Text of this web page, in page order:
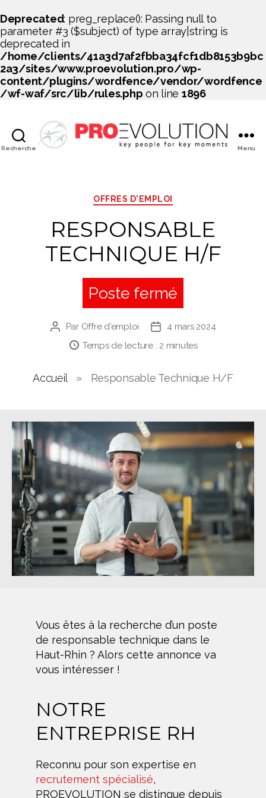
Deprecated: preg_replace(): Passing null to
parameter #3 ($subject) of type array|string is
deprecated in
/home/clients/41a3d7af2fbba34fcf1db8153b9bc
2a3/sites/www.proevolution.pro/wp-
content/plugins/wordfence/vendor/wordfence
/wf-waf/src/lib/rules.php on line 1896
Recherche Menu
Catégories
OFFRES D'EMPLOI
RESPONSABLE
TECHNIQUE H/F
Poste fermé
Auteur
l’article
Par Offre d'emploi
Date4 mars 2024
Temps de lecture : 2 minutes
Accueil » Responsable Technique H/F
Vous êtes à la recherche d’un poste
de responsable technique dans le
Haut-Rhin ? Alors cette annonce va
vous intéresser !
NOTRE
ENTREPRISE RH
Reconnu pour son expertise en
recrutement spécialisé,
PROEVOLUTION se distingue depuis